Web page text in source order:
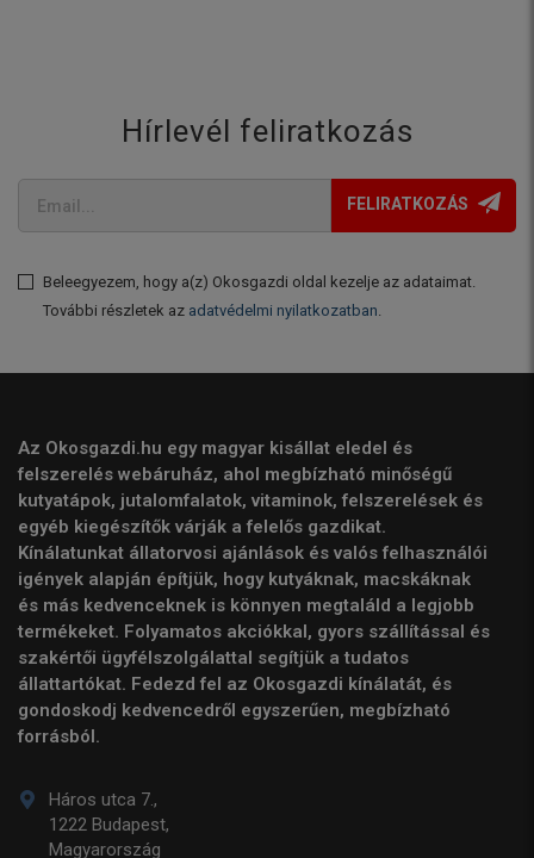
Hírlevél feliratkozás
FELIRATKOZÁS
Beleegyezem, hogy a(z) Okosgazdi oldal kezelje az adataimat.
További részletek az adatvédelmi nyilatkozatban.
Az Okosgazdi.hu egy magyar kisállat eledel és
felszerelés webáruház, ahol megbízható minőségű
kutyatápok, jutalomfalatok, vitaminok, felszerelések és
egyéb kiegészítők várják a felelős gazdikat.
Kínálatunkat állatorvosi ajánlások és valós felhasználói
igények alapján építjük, hogy kutyáknak, macskáknak
és más kedvenceknek is könnyen megtaláld a legjobb
termékeket. Folyamatos akciókkal, gyors szállítással és
szakértői ügyfélszolgálattal segítjük a tudatos
állattartókat. Fedezd fel az Okosgazdi kínálatát, és
gondoskodj kedvencedről egyszerűen, megbízható
forrásból.
Háros utca 7.,
1222 Budapest,
Magyarország